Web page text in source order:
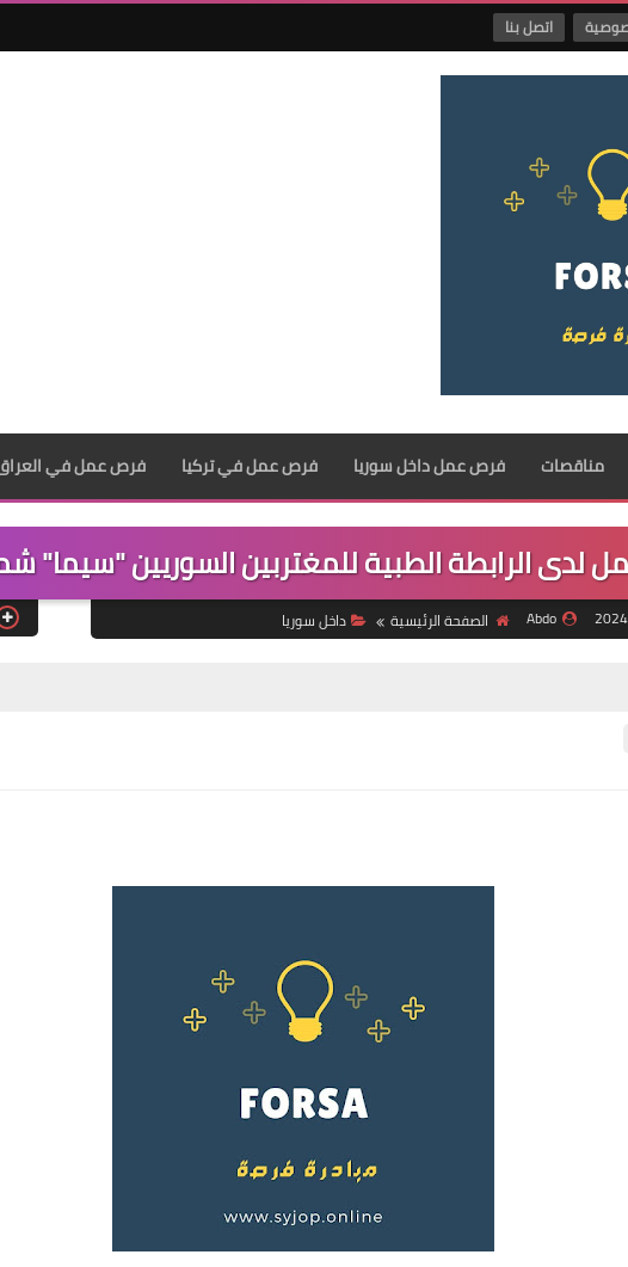
اتصل بنا
مناقصات فرص عمل داخل سوريا فرص عمل في تركيا فرص عمل في
لدى الرابطة الطبية للمغتربين السوريين "سيما"
Abdo الصفحة الرئيسية داخل سوريا